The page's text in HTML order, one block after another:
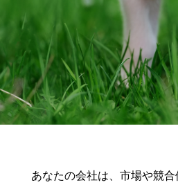
あなたの会社は、市場や競